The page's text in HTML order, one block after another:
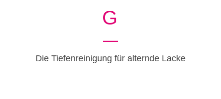
G
Die Tiefenreinigung für alternde Lacke